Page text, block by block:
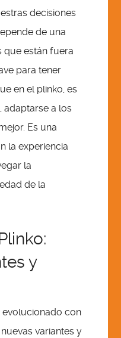
decisiones
de una
que están fuera
para tener
en el plinko, es
adaptarse a los
Es una
la experiencia
la
de la
y
evolucionado con
variantes y